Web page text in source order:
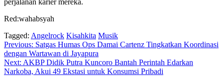
Red:wahabsyah
Tagged: Angelrock Kisahkita Musik
Post
navigation
Previous: Satgas Humas Ops Damai Cartenz Tingkatkan Koordinasi
dengan Wartawan di Jayapura
Next: AKBP Didik Putra Kuncoro Bantah Perintah Edarkan
Narkoba, Akui 49 Ekstasi untuk Konsumsi Pribadi